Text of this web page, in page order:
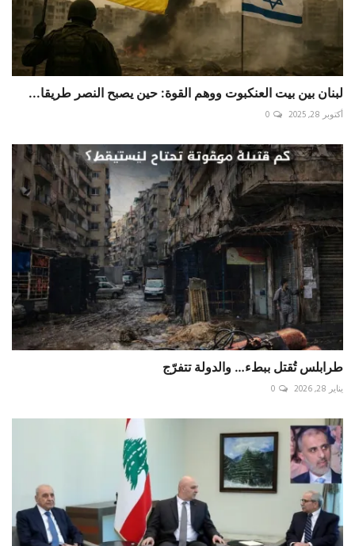
لبنان بين بيت العنكبوت ووهم القوة: حين يصبح النصر طريقا...
أكتوبر 28, 2025 0
طرابلس تُقتل ببطء… والدولة تتفرّج
يناير 28, 2026 0